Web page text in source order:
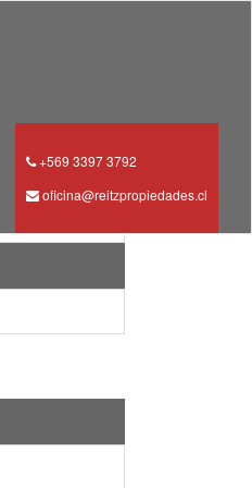
+569 3397 3792
oficina@reitzpropiedades.cl